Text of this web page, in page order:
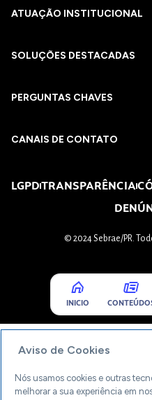
ATUAÇÃO INSTITUCIONAL
SOLUÇÕES DESTACADAS
PERGUNTAS CHAVES​
CANAIS DE CONTATO
LGPDTRANSPARÊNCIA
© 2024 Sebrae/PR.
INICIO
Aviso de Cookies
Nós usamos cookies e outras
melhorar a sua experiência em